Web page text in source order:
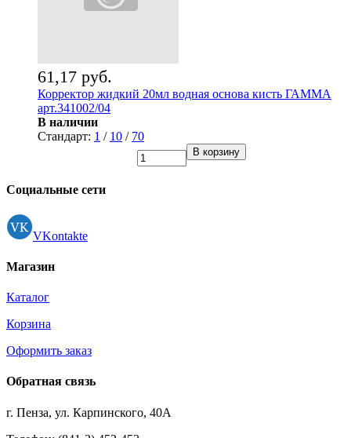
61,17 руб.
Корректор жидкий 20мл водная основа кисть ГАММА
арт.341002/04
В наличии
Стандарт: 1 / 10 / 70
В корзину
Социальные сети
VKontakte
Магазин
Каталог
Корзина
Оформить заказ
Обратная связь
г. Пенза, ул. Карпинского, 40А